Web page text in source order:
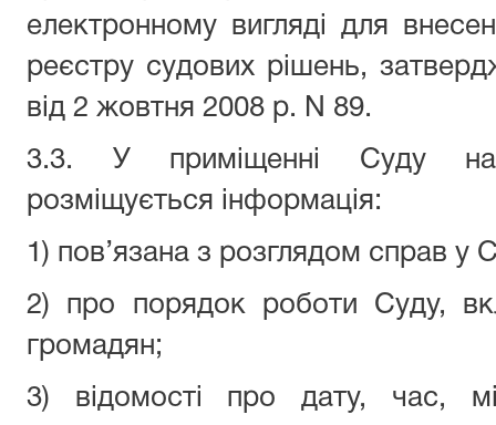
електронному вигляді для
реєстру судових рішень,
від 2 жовтня 2008 р. N 89.
3.3. У приміщенні Суду на
розміщується інформація:
1) пов’язана з розглядом справ у
2) про порядок роботи Суду,
громадян;
3) відомості про дату, час,